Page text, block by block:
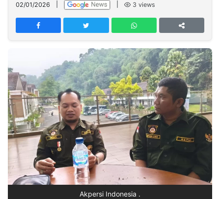
Network
PT
TREETAN
Partner
Insight
NTB
Suara
Time
Lens
IDN
Daily
Jogja
Jalan
Rakyat
Idealita
News
Kita
Notice
Dinamikapost.com
Radar
Baru
Seedbacklink
Follow
Kabarbaru
02/01/2026 3 views
Akpersi Indonesia .